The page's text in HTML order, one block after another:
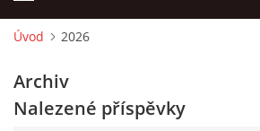
NAŠE SÝRY A DELIKATESY
Úvod 2026
Archiv
Nalezené příspěvky